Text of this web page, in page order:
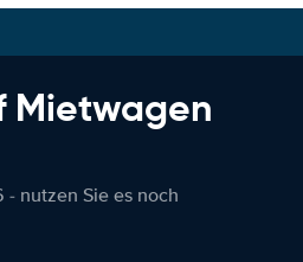
Mietwagen
- nutzen Sie es noch